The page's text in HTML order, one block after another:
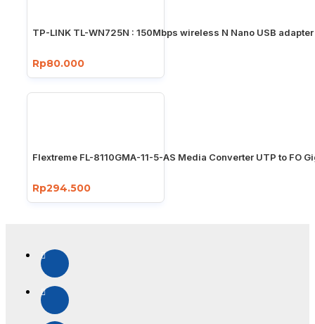
TP-LINK TL-WN725N : 150Mbps wireless N Nano USB adapter
Rp80.000
Flextreme FL-8110GMA-11-5-AS Media Converter UTP to FO
Rp294.500